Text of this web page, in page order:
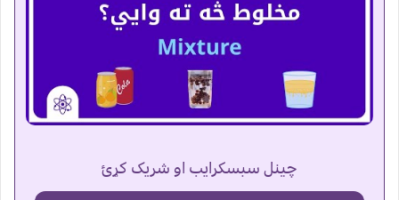
چینل سبسکرایب او شریک کړئ